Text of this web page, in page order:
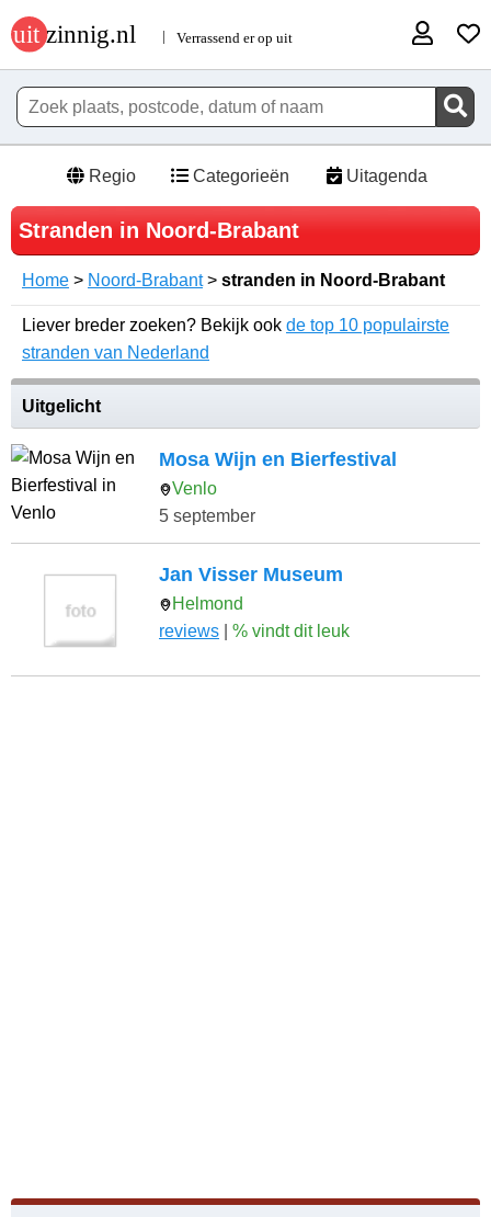
Regio Categorieën Uitagenda
Stranden in Noord-Brabant
Home > Noord-Brabant> stranden in Noord-Brabant
Liever breder zoeken? Bekijk ook de top 10 populairste
stranden van Nederland
Uitgelicht
Mosa Wijn en Bierfestival
Venlo
5 september
Jan Visser Museum
Helmond
reviews
% vindt dit leuk